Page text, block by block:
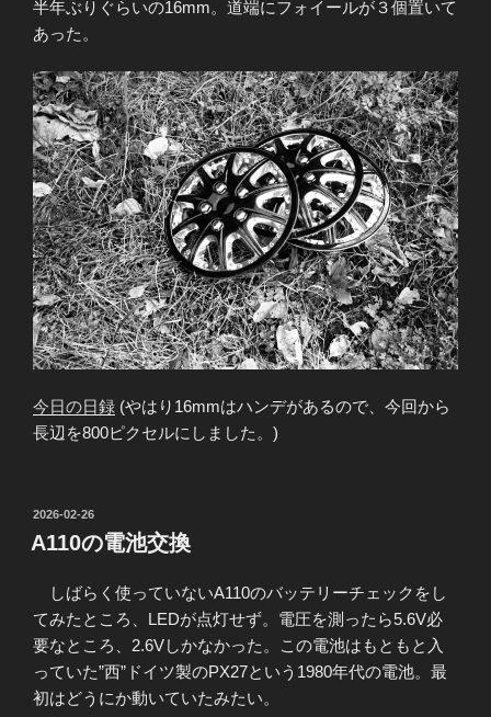
半年ぶりぐらいの16mm。道端にフォイールが３個置いて
あった。
今日の日録 (やはり16mmはハンデがあるので、今回から
長辺を800ピクセルにしました。)
投
稿
日:
2026-02-26
A110の電池交換
しばらく使っていないA110のバッテリーチェックをし
てみたところ、LEDが点灯せず。電圧を測ったら5.6V必
要なところ、2.6Vしかなかった。この電池はもともと入
っていた”西”ドイツ製のPX27という1980年代の電池。最
初はどうにか動いていたみたい。